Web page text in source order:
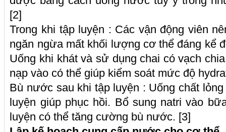
[2]
Trong khi tập luyện : Các vận động viên
ngăn ngừa mất khối lượng cơ thể đáng kể
Uống khi khát và sử dụng chai có vạch
nạp vào có thể giúp kiểm soát mức độ
Bù nước sau khi tập luyện : Uống chất
luyện giúp phục hồi. Bổ sung natri vào
luyện có thể tăng cường bù nước. [3]